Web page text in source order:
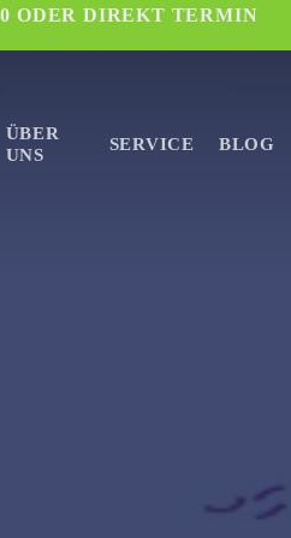
ODER DIREKT TERMIN
ÜBER
UNS
SERVICE BLOG